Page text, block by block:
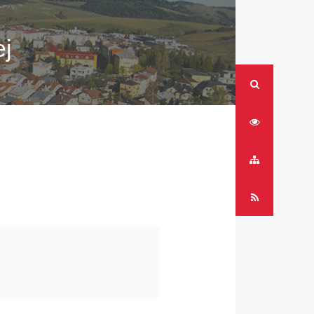
RSS
Mapa
RSS